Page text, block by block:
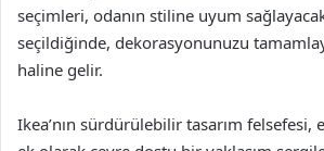
seçimleri, odanın stiline uyum
seçildiğinde, dekorasyonunuzu
haline gelir.
Ikea’nın sürdürülebilir tasarım felsefesi,